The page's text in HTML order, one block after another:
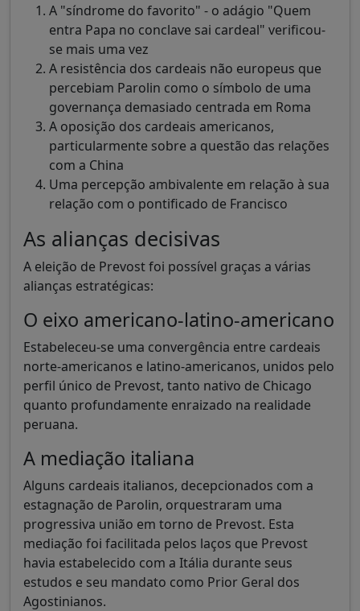
A "síndrome do favorito" - o adágio "Quem
entra Papa no conclave sai cardeal" verificou-
se mais uma vez
A resistência dos cardeais não europeus que
percebiam Parolin como o símbolo de uma
governança demasiado centrada em Roma
A oposição dos cardeais americanos,
particularmente sobre a questão das relações
com a China
Uma percepção ambivalente em relação à sua
relação com o pontificado de Francisco
As alianças decisivas
A eleição de Prevost foi possível graças a várias
alianças estratégicas:
O eixo americano-latino-americano
Estabeleceu-se uma convergência entre cardeais
norte-americanos e latino-americanos, unidos pelo
perfil único de Prevost, tanto nativo de Chicago
quanto profundamente enraizado na realidade
peruana.
A mediação italiana
Alguns cardeais italianos, decepcionados com a
estagnação de Parolin, orquestraram uma
progressiva união em torno de Prevost. Esta
mediação foi facilitada pelos laços que Prevost
havia estabelecido com a Itália durante seus
estudos e seu mandato como Prior Geral dos
Agostinianos.